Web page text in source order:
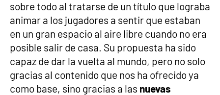
sobre todo al tratarse de un título que lograba
animar a los jugadores a sentir que estaban
en un gran espacio al aire libre cuando no era
posible salir de casa. Su propuesta ha sido
capaz de dar la vuelta al mundo, pero no solo
gracias al contenido que nos ha ofrecido ya
como base, sino gracias a las nuevas